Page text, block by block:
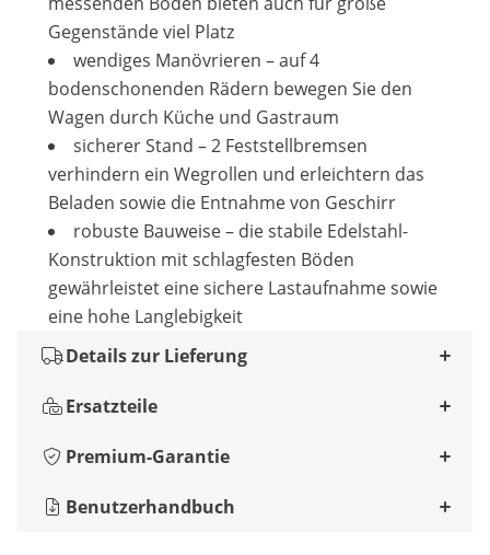
Gegenstände viel Platz
wendiges Manövrieren – auf 4
bodenschonenden Rädern bewegen Sie den
Wagen durch Küche und Gastraum
sicherer Stand – 2 Feststellbremsen
verhindern ein Wegrollen und erleichtern das
Beladen sowie die Entnahme von Geschirr
robuste Bauweise – die stabile Edelstahl-
Konstruktion mit schlagfesten Böden
gewährleistet eine sichere Lastaufnahme sowie
eine hohe Langlebigkeit
Details zur Lieferung
Ersatzteile
Premium-Garantie
Benutzerhandbuch